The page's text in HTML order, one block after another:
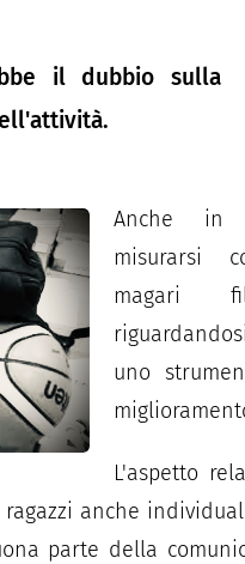
il dubbio sulla
Anche in
misurarsi
magari
uno
L'aspetto
anche
parte della